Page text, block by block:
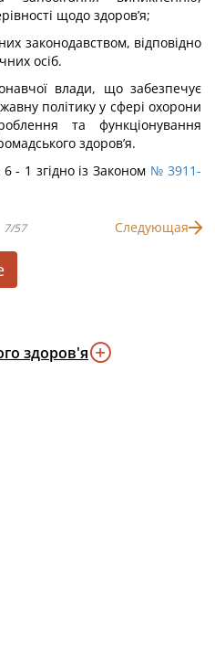
щодо здоров’я;
законодавством, відповідно
осіб.
влади, що забезпечує
політику у сфері охорони
та функціонування
здоров’я.
- 1 згідно із Законом № 3911-
7/57 Следующая
здоров'я